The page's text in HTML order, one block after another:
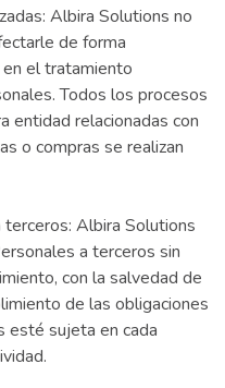
Albira Solutions no
de forma
el tratamiento
Todos los procesos
entidad relacionadas con
o compras se realizan
Albira Solutions
a terceros sin
con la salvedad de
de las obligaciones
esté sujeta en cada